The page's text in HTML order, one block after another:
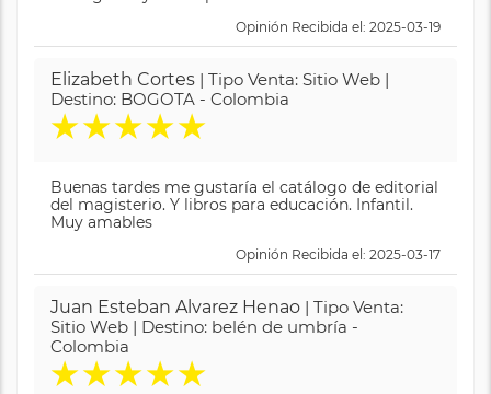
Opinión Recibida el: 2025-03-19
Elizabeth Cortes | Tipo Venta: Sitio Web |
Destino: BOGOTA - Colombia
★★★★★
Buenas tardes me gustaría el catálogo de editorial
del magisterio. Y libros para educación. Infantil.
Muy amables
Opinión Recibida el: 2025-03-17
Juan Esteban Alvarez Henao | Tipo Venta:
Sitio Web | Destino: belén de umbría -
Colombia
★★★★★